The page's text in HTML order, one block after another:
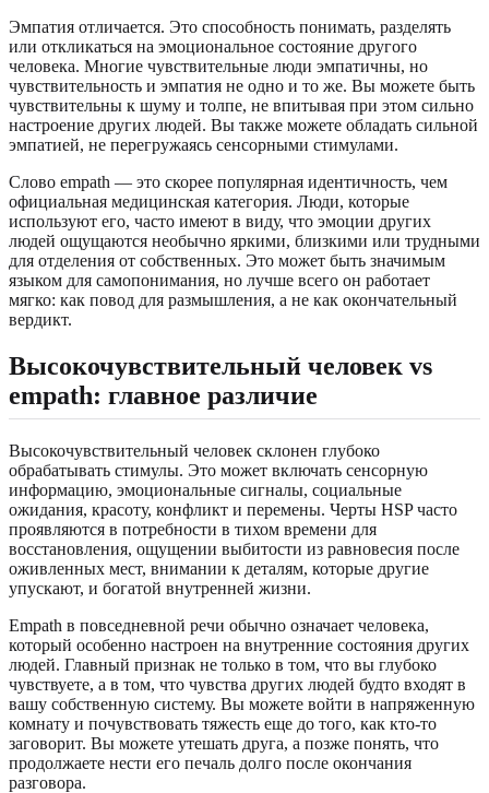
Эмпатия отличается. Это способность понимать, разделять
или откликаться на эмоциональное состояние другого
человека. Многие чувствительные люди эмпатичны, но
чувствительность и эмпатия не одно и то же. Вы можете быть
чувствительны к шуму и толпе, не впитывая при этом сильно
настроение других людей. Вы также можете обладать сильной
эмпатией, не перегружаясь сенсорными стимулами.
Слово empath — это скорее популярная идентичность, чем
официальная медицинская категория. Люди, которые
используют его, часто имеют в виду, что эмоции других
людей ощущаются необычно яркими, близкими или трудными
для отделения от собственных. Это может быть значимым
языком для самопонимания, но лучше всего он работает
мягко: как повод для размышления, а не как окончательный
вердикт.
Высокочувствительный человек vs
empath: главное различие
Высокочувствительный человек склонен глубоко
обрабатывать стимулы. Это может включать сенсорную
информацию, эмоциональные сигналы, социальные
ожидания, красоту, конфликт и перемены. Черты HSP часто
проявляются в потребности в тихом времени для
восстановления, ощущении выбитости из равновесия после
оживленных мест, внимании к деталям, которые другие
упускают, и богатой внутренней жизни.
Empath в повседневной речи обычно означает человека,
который особенно настроен на внутренние состояния других
людей. Главный признак не только в том, что вы глубоко
чувствуете, а в том, что чувства других людей будто входят в
вашу собственную систему. Вы можете войти в напряженную
комнату и почувствовать тяжесть еще до того, как кто-то
заговорит. Вы можете утешать друга, а позже понять, что
продолжаете нести его печаль долго после окончания
разговора.